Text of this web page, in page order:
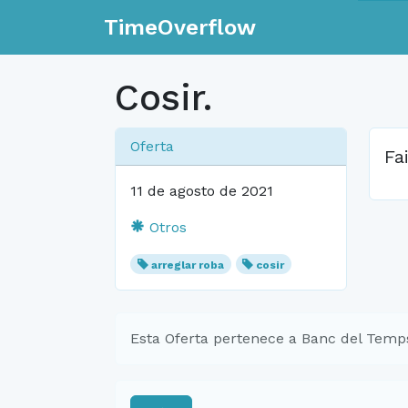
TimeOverflow
Cosir.
Oferta
11 de agosto de 2021
Otros
arreglar roba cosir
Esta Oferta pertenece a Banc del